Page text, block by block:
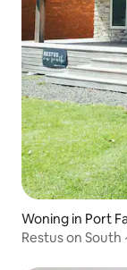
Woning in Port